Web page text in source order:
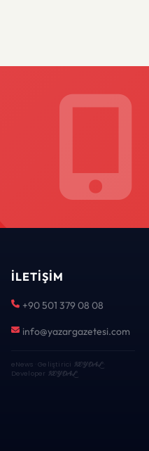
İLETIŞIM
+90 501 379 08 08
info@yazargazetesi.com
eNews · Geliştirici KEYDAL·
Developer KEYDAL